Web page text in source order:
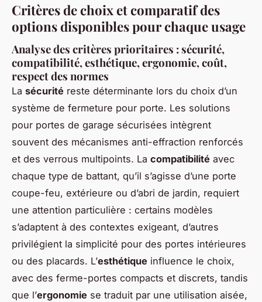
Critères de choix et comparatif des
options disponibles pour chaque usage
Analyse des critères prioritaires : sécurité,
compatibilité, esthétique, ergonomie, coût,
respect des normes
La sécurité reste déterminante lors du choix d’un
système de fermeture pour porte. Les solutions
pour portes de garage sécurisées intègrent
souvent des mécanismes anti-effraction renforcés
et des verrous multipoints. La compatibilité avec
chaque type de battant, qu’il s’agisse d’une porte
coupe-feu, extérieure ou d’abri de jardin, requiert
une attention particulière : certains modèles
s’adaptent à des contextes exigeant, d’autres
privilégient la simplicité pour des portes intérieures
ou des placards. L’esthétique influence le choix,
avec des ferme-portes compacts et discrets, tandis
que l’ergonomie se traduit par une utilisation aisée,